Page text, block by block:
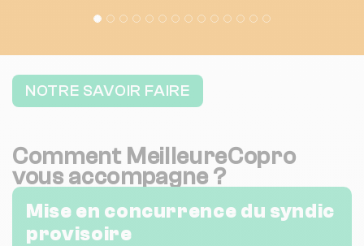
NOTRE SAVOIR FAIRE
Comment MeilleureCopro
vous accompagne ?
Mise en concurrence du syndic
provisoire